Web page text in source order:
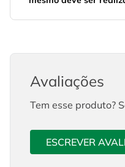
Avaliações
Tem esse produto?
ESCREVER